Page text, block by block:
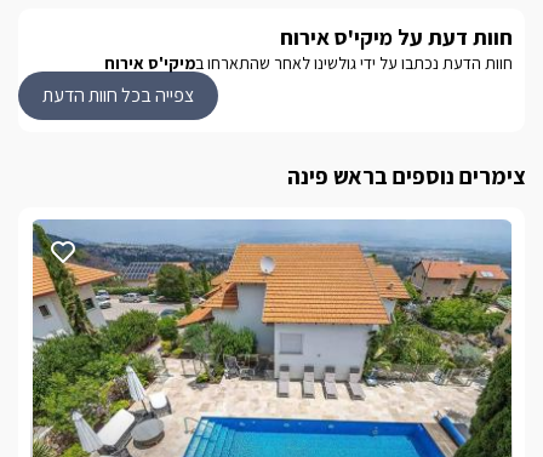
אתר השחזור היפהפה וגן הברון השוכנים בתוך המושבה, מצפה
נמרוד ומתחם המסעדות המפורסם, אגמון החולה, כרמי היין
והיקבים, נחל ראש פינה, נחלי הגליל העליון ושלל טיולים ונופים
יחידות האירוח
למתחם 5 צימרים הנחלקים לשני סוגים: 3 סוויטות אבן מעוצבות
הקרויות על שם הצבע הדומיננטי המעצב כל אחת מהן ו-2 בקתות
עץ תאומות הקרויות על שם גיבורי הרומן הספרותי "גיא אוני" המספר
את סיפור המושבה ראש פינה. כל יחידת אירוח מתאימה לזוג אחד
בלבד והיא כוללת מרפסת גן פרטית טובלת בירק.
מיקום
חוות דעת על מיקי'ס אירוח
חוות הדעת נכתבו על ידי גולשינו לאחר שהתארחו במיקי'ס אירוח
צפייה בכל חוות הדעת
צימרים נוספים בראש פינה